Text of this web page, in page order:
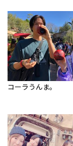
コーラうんま。